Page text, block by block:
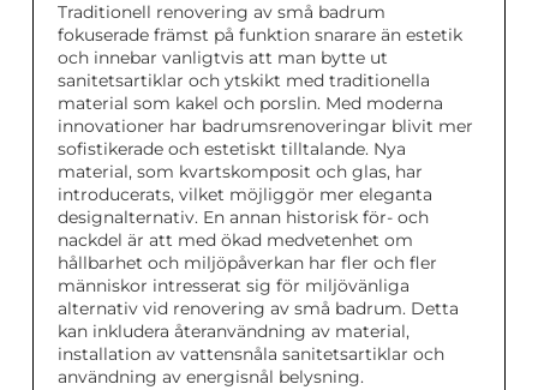
Traditionell renovering av små badrum
fokuserade främst på funktion snarare än estetik
och innebar vanligtvis att man bytte ut
sanitetsartiklar och ytskikt med traditionella
material som kakel och porslin. Med moderna
innovationer har badrumsrenoveringar blivit mer
sofistikerade och estetiskt tilltalande. Nya
material, som kvartskomposit och glas, har
introducerats, vilket möjliggör mer eleganta
designalternativ. En annan historisk för- och
nackdel är att med ökad medvetenhet om
hållbarhet och miljöpåverkan har fler och fler
människor intresserat sig för miljövänliga
alternativ vid renovering av små badrum. Detta
kan inkludera återanvändning av material,
installation av vattensnåla sanitetsartiklar och
användning av energisnål belysning.